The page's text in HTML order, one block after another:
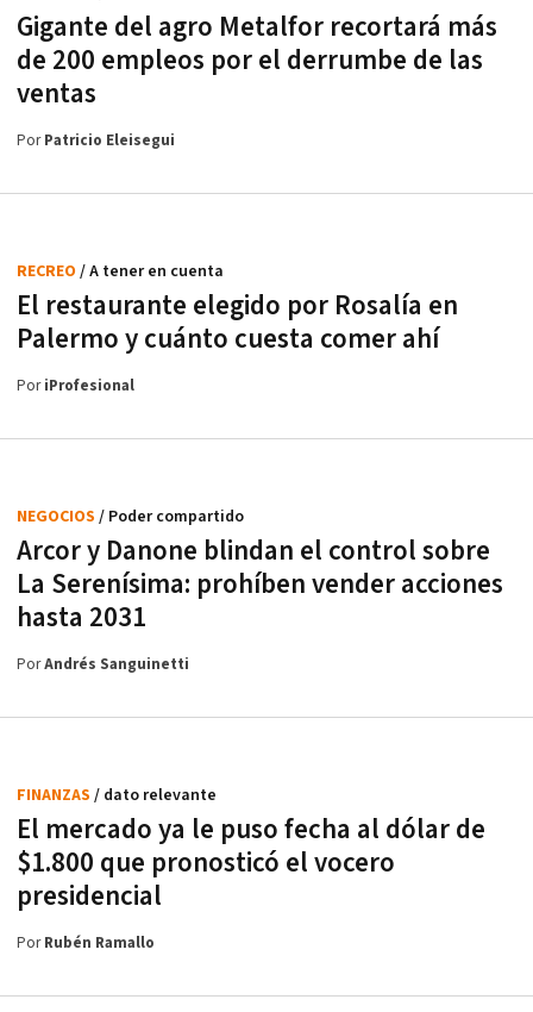
Gigante del agro Metalfor recortará más
de 200 empleos por el derrumbe de las
ventas
PorPatricio Eleisegui
El restaurante elegido por Rosalía en
Palermo y cuánto cuesta comer ahí
RECREO / A tener en cuenta
PoriProfesional
Arcor y Danone blindan el control sobre
La Serenísima: prohíben vender acciones
hasta 2031
NEGOCIOS / Poder compartido
PorAndrés Sanguinetti
El mercado ya le puso fecha al dólar de
$1.800 que pronosticó el vocero
presidencial
FINANZAS / dato relevante
PorRubén Ramallo